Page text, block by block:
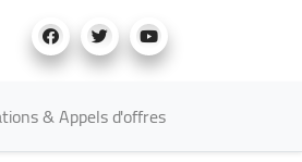
& Appels d'offres